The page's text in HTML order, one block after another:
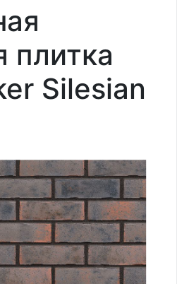
плитка
Silesian